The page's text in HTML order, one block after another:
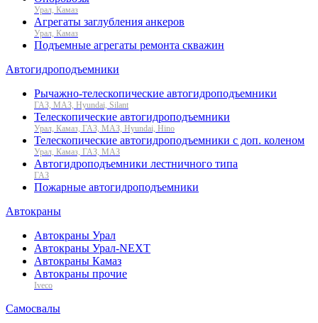
Урал, Камаз
Агрегаты заглубления анкеров
Урал, Камаз
Подъемные агрегаты ремонта скважин
Автогидроподъемники
Рычажно-телескопические автогидроподъемники
ГАЗ, МАЗ, Hyundai, Silant
Телескопические автогидроподъемники
Урал, Камаз, ГАЗ, МАЗ, Hyundai, Hino
Телескопические автогидроподъемники с доп. коленом
Урал, Камаз, ГАЗ, МАЗ
Автогидроподъемники лестничного типа
ГАЗ
Пожарные автогидроподъемники
Автокраны
Автокраны Урал
Автокраны Урал-NEXT
Автокраны Камаз
Автокраны прочие
Iveco
Самосвалы